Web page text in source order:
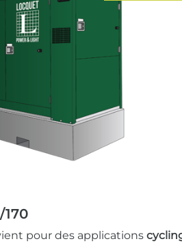
pour des applications